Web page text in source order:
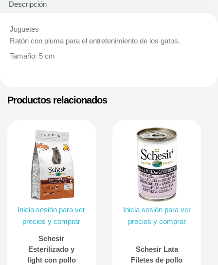
Descripción
Juguetes
Ratón con pluma para el entretenimiento de los gatos.
Tamaño: 5 cm
Productos relacionados
Inicia sesión para ver
precios y comprar
Schesir
Esterilizado y
light con pollo
Inicia sesión para ver
precios y comprar
Schesir Lata
Filetes de pollo